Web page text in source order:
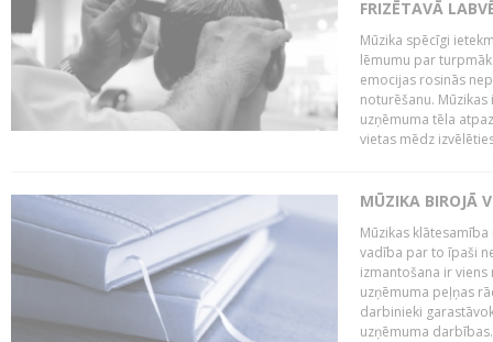
FRIZĒTAVĀ
Mūzika spēcīgi
lēmumu par
emocijas rosinās
noturēšanu.
uzņēmuma tēla
vietas mēdz
MŪZIKA BIROJĀ
Mūzikas
vadība par to īpaši
izmantošana ir
uzņēmuma peļņas
darbinieki
uzņēmuma